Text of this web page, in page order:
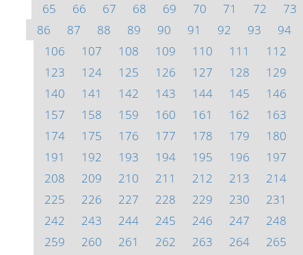
65
66 67 68 69 70 71 72 73
86
87 88 89 90 91 92 93 94
106
107 108 109 110 111 112
123
124 125 126 127 128 129
140
141 142 143 144 145 146
157
158 159 160 161 162 163
174
175 176 177 178 179 180
191
192 193 194 195 196 197
208
209 210 211 212 213 214
225
226 227 228 229 230 231
242
243 244 245 246 247 248
259
260 261 262 263 264 265